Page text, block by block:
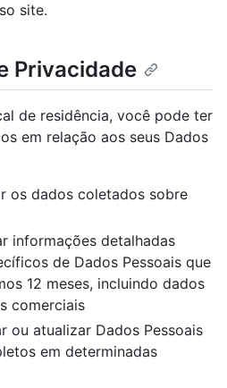
site.
Privacidade
de residência, você pode ter
em relação aos seus Dados
os dados coletados sobre
informações detalhadas
de Dados Pessoais que
12 meses, incluindo dados
comerciais
ou atualizar Dados Pessoais
em determinadas